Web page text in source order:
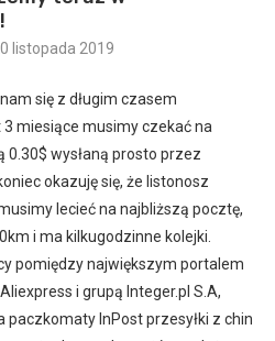
listopada 2019
się z długim czasem
miesiące musimy czekać na
wysłaną prosto przez
okazuję się, że listonosz
lecieć na najbliższą pocztę,
i ma kilkugodzinne kolejki.
pomiędzy największym portalem
i grupą Integer.pl S.A,
InPost przesyłki z chin